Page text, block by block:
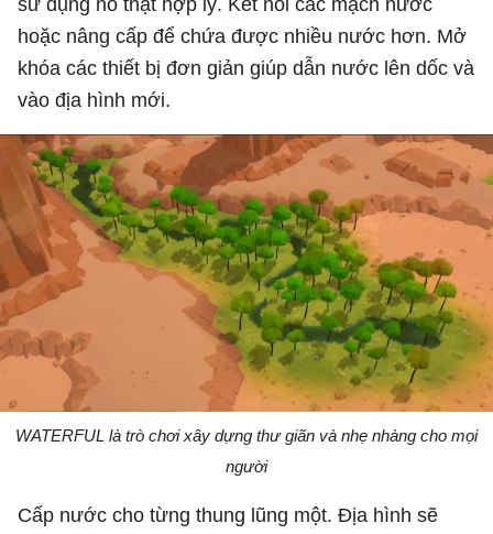
hoặc nâng cấp để chứa được nhiều nước hơn. Mở
khóa các thiết bị đơn giản giúp dẫn nước lên dốc và
vào địa hình mới.
WATERFUL là trò chơi xây dựng thư giãn và nhẹ nhàng cho mọi
người
Cấp nước cho từng thung lũng một. Địa hình sẽ